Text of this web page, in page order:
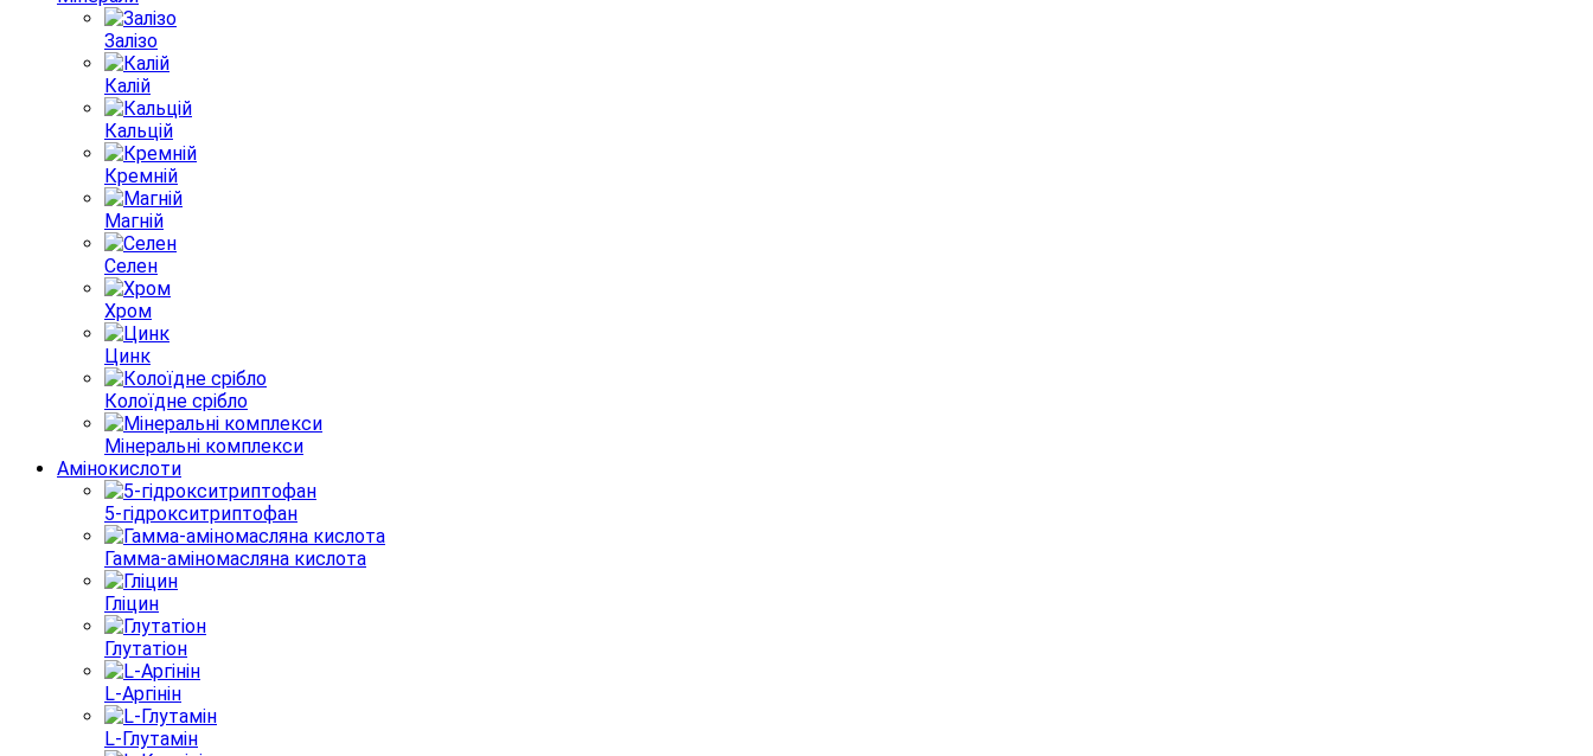
Залізо
Калій
Кальцій
Кремній
Магній
Селен
Хром
Цинк
Колоїдне срібло
Мінеральні комплекси
Амінокислоти
5-гідрокситриптофан
Гамма-аміномасляна кислота
Гліцин
Глутатіон
L-Аргінін
L-Глутамін